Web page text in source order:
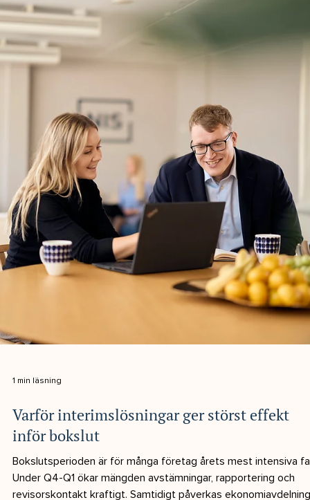
1 min läsning
Vi välkomnar Wilhelm Vanhala till NIS!
Vi är väldigt glada över att få välkomna Wilhelm till NIS. Wilhelm
har en kandidatexamen i företagsekonomi och inledde sin
på Nordnet Bank, där han arbetade med bland annat
och konton för privat- och företagskunder. Därefter fortsatte
han till den snabbväxande koncernen Aqua Dental, där han
Finance. I rollen som Group Finance Manager ledde han